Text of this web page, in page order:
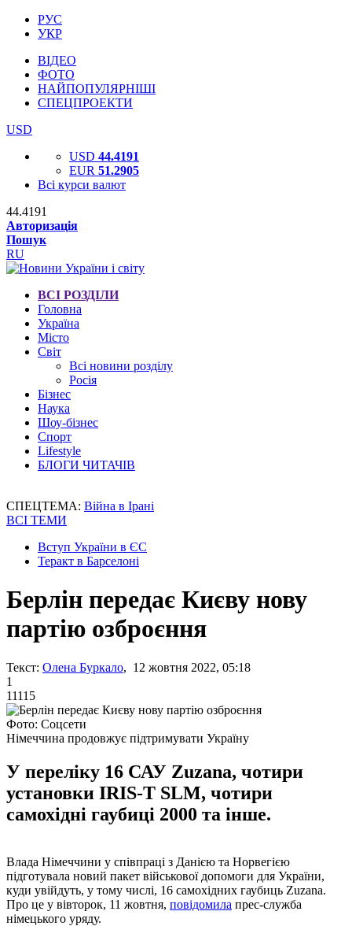
РУС
УКР
ВІДЕО
ФОТО
НАЙПОПУЛЯРНІШІ
СПЕЦПРОЕКТИ
USD
USD 44.4191
EUR 51.2905
Всі курси валют
44.4191
Авторизація
Пошук
RU
ВСІ РОЗДІЛИ
Головна
Україна
Місто
Світ
Всі новини розділу
Росія
Бізнес
Наука
Шоу-бізнес
Спорт
Lifestyle
БЛОГИ ЧИТАЧІВ
СПЕЦТЕМА: Війна в Ірані
ВСІ ТЕМИ
Вступ України в ЄС
Теракт в Барселоні
Берлін передає Києву нову
партію озброєння
Текст: Олена Буркало, 12 жовтня 2022, 05:18
1
11115
Фото: Соцсети
Німеччина продовжує підтримувати Україну
У переліку 16 САУ Zuzana, чотири
установки IRIS-T SLM, чотири
самохідні гаубиці 2000 та інше.
Влада Німеччини у співпраці з Данією та Норвегією
підготувала новий пакет військової допомоги для України,
куди увійдуть, у тому числі, 16 самохідних гаубиць Zuzana.
Про це у вівторок, 11 жовтня, повідомила прес-служба
німецького уряду.